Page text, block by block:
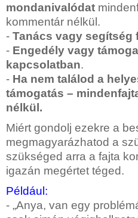
mondanivalódat
kommentár nélkül.
- Tanács vagy segítség
- Engedély vagy
kapcsolatban.
- Ha nem találod a
támogatás –
nélkül.
Miért gondolj ezekre a
megmagyarázhatod a
szükséged arra a fajta
igazán megértet téged.
Például:
- „Anya, van egy